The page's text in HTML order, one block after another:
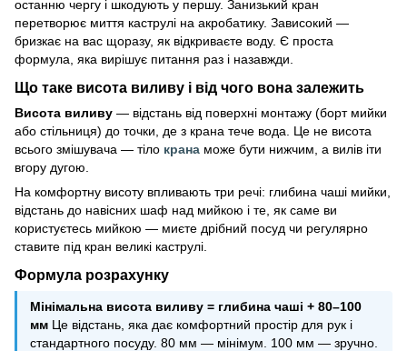
останню чергу і шкодують у першу. Занизький кран
перетворює миття каструлі на акробатику. Зависокий —
бризкає на вас щоразу, як відкриваєте воду. Є проста
формула, яка вирішує питання раз і назавжди.
Що таке висота виливу і від чого вона залежить
Висота виливу — відстань від поверхні монтажу (борт мийки
або стільниця) до точки, де з крана тече вода. Це не висота
всього змішувача — тіло крана може бути нижчим, а вилів іти
вгору дугою.
На комфортну висоту впливають три речі: глибина чаші мийки,
відстань до навісних шаф над мийкою і те, як саме ви
користуєтесь мийкою — миєте дрібний посуд чи регулярно
ставите під кран великі каструлі.
Формула розрахунку
Мінімальна висота виливу = глибина чаші + 80–100
мм Це відстань, яка дає комфортний простір для рук і
стандартного посуду. 80 мм — мінімум. 100 мм — зручно.